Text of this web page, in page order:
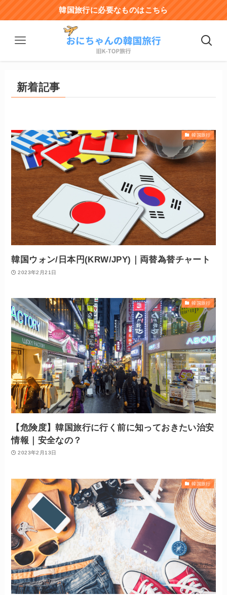
韓国旅行に必要なものはこちら
新着記事
韓国旅行
韓国ウォン/日本円(KRW/JPY)｜両替為替チャート
2023年2月21日
韓国旅行
【危険度】韓国旅行に行く前に知っておきたい治安
情報｜安全なの？
2023年2月13日
韓国旅行